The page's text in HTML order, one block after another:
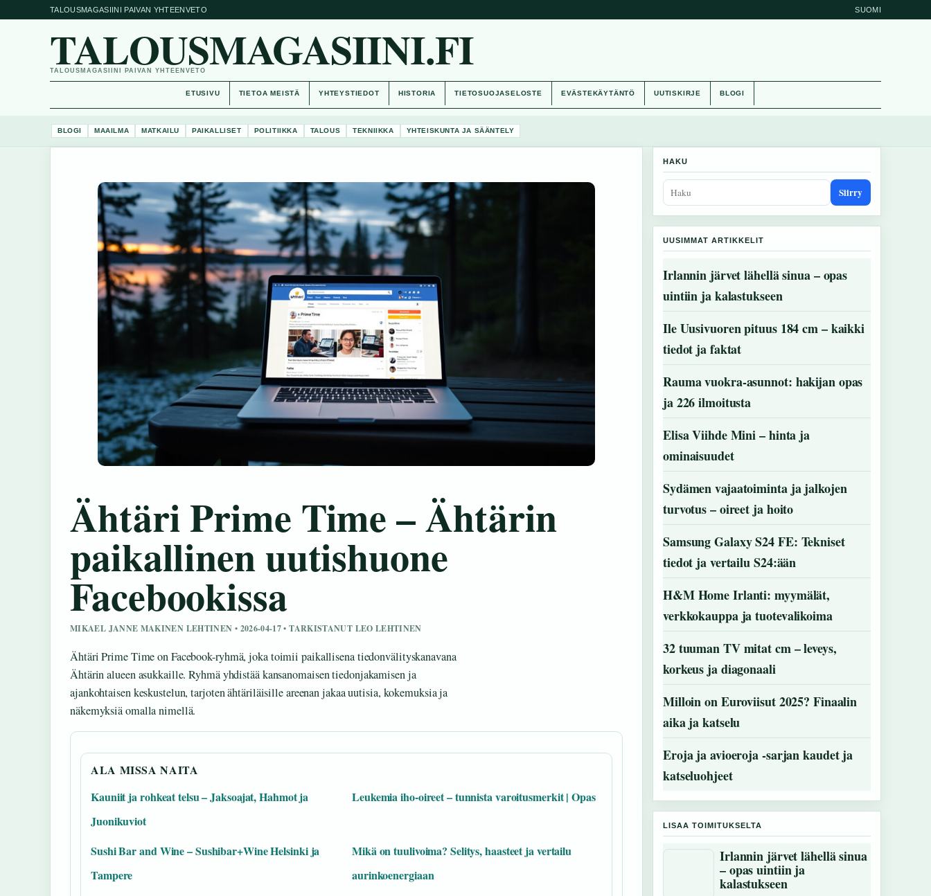
TALOUSMAGASIINI PAIVAN YHTEENVETO SUOMI
TALOUSMAGASIINI.FI
TALOUSMAGASIINI PAIVAN YHTEENVETO
ETUSIVU TIETOA MEISTÄ YHTEYSTIEDOT HISTORIA TIETOSUOJASELOSTE EVÄSTEKÄYTÄNTÖ UUTISKIRJE BLOGI
BLOGI MAAILMA MATKAILU PAIKALLISET POLITIIKKA TALOUS TEKNIIKKA YHTEISKUNTA JA SÄÄNTELY
Ähtäri Prime Time – Ähtärin
paikallinen uutishuone
Facebookissa
MIKAEL JANNE MAKINEN LEHTINEN • 2026-04-17 • TARKISTANUT LEO LEHTINEN
Ähtäri Prime Time on Facebook-ryhmä, joka toimii paikallisena tiedonvälityskanavana
Ähtärin alueen asukkaille. Ryhmä yhdistää kansanomaisen tiedonjakamisen ja
ajankohtaisen keskustelun, tarjoten ähtäriläisille areenan jakaa uutisia, kokemuksia ja
näkemyksiä omalla nimellä.
ALA MISSA NAITA
Kauniit ja rohkeat telsu – Jaksoajat, Hahmot ja
Juonikuviot
Leukemia iho-oireet – tunnista varoitusmerkit | Opas
Sushi Bar and Wine – Sushibar+Wine Helsinki ja
Tampere
Mikä on tuulivoima? Selitys, haasteet ja vertailu
aurinkoenergiaan
HAKU
Siirry
UUSIMMAT ARTIKKELIT
Irlannin järvet lähellä sinua – opas
uintiin ja kalastukseen
Ile Uusivuoren pituus 184 cm – kaikki
tiedot ja faktat
Rauma vuokra-asunnot: hakijan opas
ja 226 ilmoitusta
Elisa Viihde Mini – hinta ja
ominaisuudet
Sydämen vajaatoiminta ja jalkojen
turvotus – oireet ja hoito
Samsung Galaxy S24 FE: Tekniset
tiedot ja vertailu S24:ään
H&M Home Irlanti: myymälät,
verkkokauppa ja tuotevalikoima
32 tuuman TV mitat cm – leveys,
korkeus ja diagonaali
Milloin on Euroviisut 2025? Finaalin
aika ja katselu
Eroja ja avioeroja -sarjan kaudet ja
katseluohjeet
LISAA TOIMITUKSELTA
Irlannin järvet lähellä sinua
– opas uintiin ja
kalastukseen